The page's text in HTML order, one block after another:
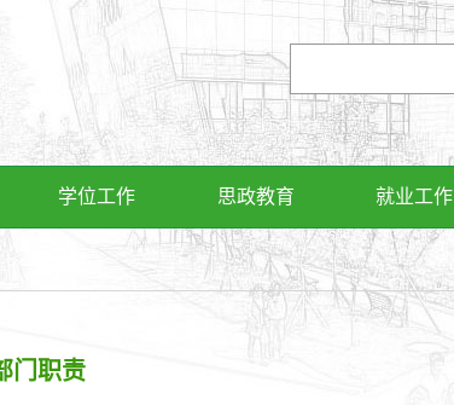
学位工作 思政教育 就业工作
门职责